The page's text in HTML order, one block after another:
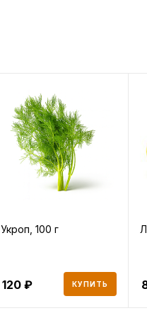
Укроп, 100 г
120 КУПИТЬ